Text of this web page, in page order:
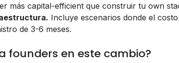
más capital-efficient que construir tu own
Incluye escenarios donde el
de 3-6 meses.
founders en este cambio?